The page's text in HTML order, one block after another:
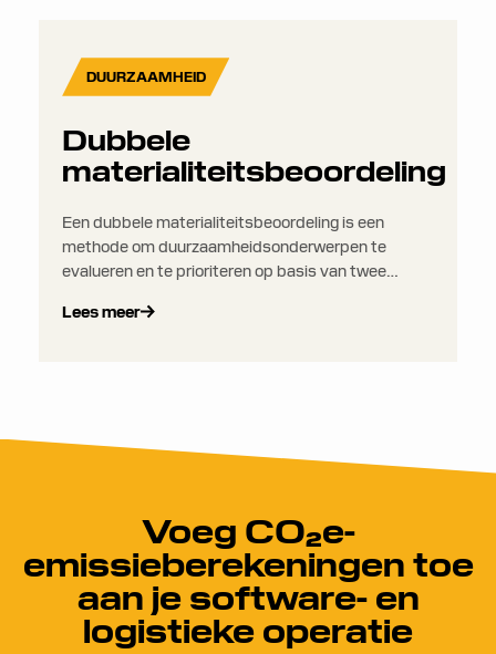
DUURZAAMHEID
Dubbele
materialiteitsbeoordeling
Een dubbele materialiteitsbeoordeling is een
methode om duurzaamheidsonderwerpen te
evalueren en te prioriteren op basis van twee
impactmaterialiteit.
Lees meer
Voeg CO₂e-
emissieberekeningen toe
aan je software- en
logistieke operatie